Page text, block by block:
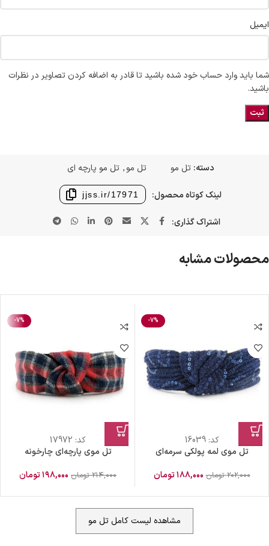
ایمیل
شما باید وارد حساب خود شده باشید تا قادر به اضافه کردن تصاویر در نظرات
باشید.
دسته: تل مو تل مو, تل مو پارچه ای
لینک کوتاه محصول: jjss.ir/17971
اشتراک گذاری:
محصولات مشابه
-7%
کد:16039
تل موی لمه پولکی سرمه‌ای
۲۰۲,۰۰۰ تومان ۱۸۸,۰۰۰تومان
-7%
کد: 17972
تل موی پارچه‌ای چارخونه
۲۱۴,۰۰۰ تومان ۱۹۸,۰۰۰تومان
مشاهده لیست کامل تل مو
ضمانت اصالت کالا